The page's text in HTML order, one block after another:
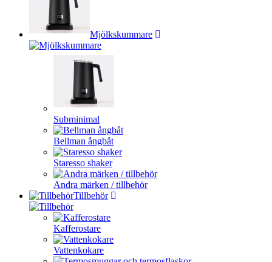
Mjölkskummare
Subminimal
Bellman ångbåt
Staresso shaker
Andra märken / tillbehör
Tillbehör
Kafferostare
Vattenkokare